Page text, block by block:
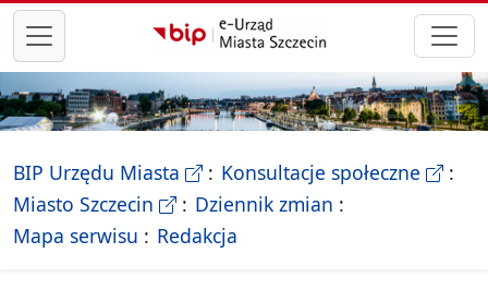
przejdź do głównego menu
BIP Urzędu Miasta - Biletyn Informacji Publicznej
Konsultacje społeczne-
Miasto Szczecin - Oficjalna strona Miasta Szczecin
Dziennik zmian
Mapa serwisu - drzewko rozdziałów
Redakcja